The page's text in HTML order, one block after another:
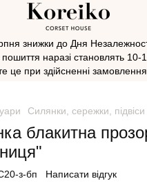
знижки до Дня
наразі становлять 10-
це при здійсненні замовлення.
Силянки, сережки, підвіси
блакитна
з-бп Написати відгук